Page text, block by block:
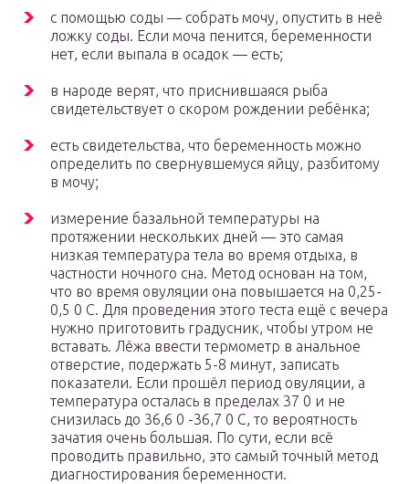
с помощью соды — собрать мочу, опустить в неё
ложку соды. Если моча пенится, беременности
нет, если выпала в осадок — есть;
в народе верят, что приснившаяся рыба
свидетельствует о скором рождении ребёнка;
есть свидетельства, что беременность можно
определить по свернувшемуся яйцу, разбитому
в мочу;
измерение базальной температуры на
протяжении нескольких дней — это самая
низкая температура тела во время отдыха, в
частности ночного сна. Метод основан на том,
что во время овуляции она повышается на 0,25-
0,5 0 С. Для проведения этого теста ещё с вечера
нужно приготовить градусник, чтобы утром не
вставать. Лёжа ввести термометр в анальное
отверстие, подержать 5-8 минут, записать
показатели. Если прошёл период овуляции, а
температура осталась в пределах 37 0 и не
снизилась до 36,6 0 -36,7 0 С, то вероятность
зачатия очень большая. По сути, если всё
проводить правильно, это самый точный метод
диагностирования беременности.